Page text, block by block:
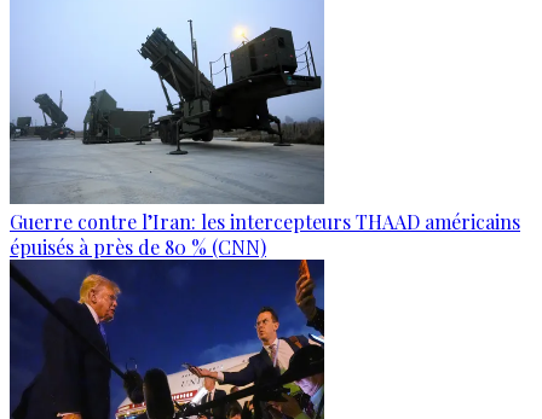
Guerre contre l’Iran: les intercepteurs THAAD américains
épuisés à près de 80 % (CNN)